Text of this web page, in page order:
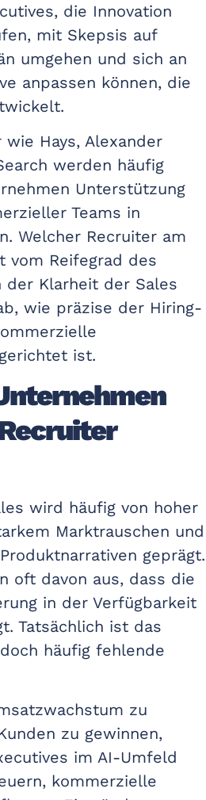
die Innovation
mit Skepsis auf
umgehen und sich an
anpassen können, die
Hays, Alexander
werden häufig
Unterstützung
Teams in
Welcher Recruiter am
vom Reifegrad des
der Klarheit der Sales
wie präzise der Hiring-
ist.
wird häufig von hoher
Marktrauschen und
geprägt.
oft davon aus, dass die
in der Verfügbarkeit
Tatsächlich ist das
häufig fehlende
zu
zu gewinnen,
im AI-Umfeld
kommerzielle